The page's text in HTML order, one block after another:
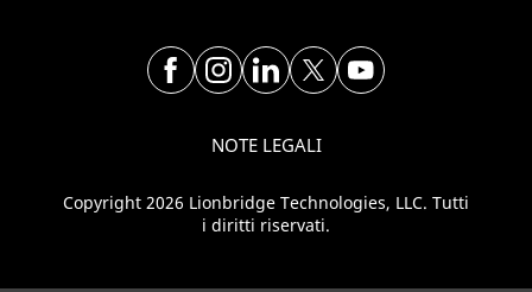
NOTE LEGALI
Copyright 2026 Lionbridge Technologies, LLC. Tutti
i diritti riservati.